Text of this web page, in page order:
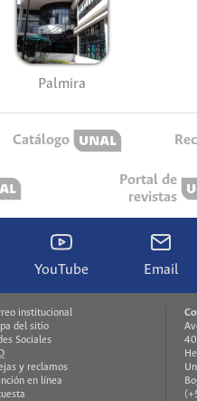
Palmira
Catálogo
Portal de
revistas
YouTube Email
institucional
del sitio
Sociales
y reclamos
en línea